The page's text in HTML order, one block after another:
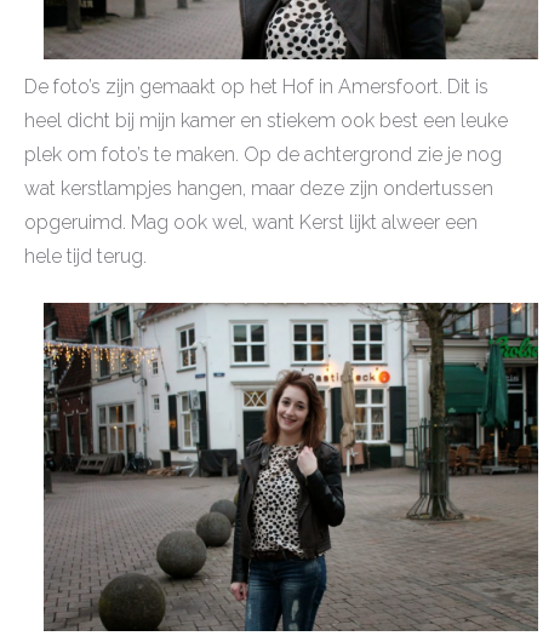
De foto’s zijn gemaakt op het Hof in Amersfoort. Dit is
heel dicht bij mijn kamer en stiekem ook best een leuke
plek om foto’s te maken. Op de achtergrond zie je nog
wat kerstlampjes hangen, maar deze zijn ondertussen
opgeruimd. Mag ook wel, want Kerst lijkt alweer een
hele tijd terug.